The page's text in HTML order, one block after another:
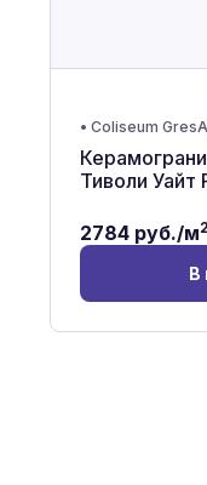
• Coliseum Gres
Тиволи Уайт
2784 руб./м2
В